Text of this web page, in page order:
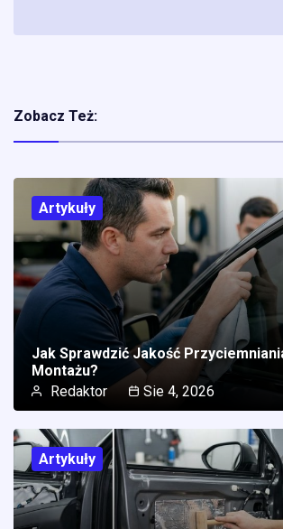
Zobacz Też:
Artykuły
Jak Sprawdzić Jakość
Montażu?
Redaktor
Sie 4, 2026
Artykuły